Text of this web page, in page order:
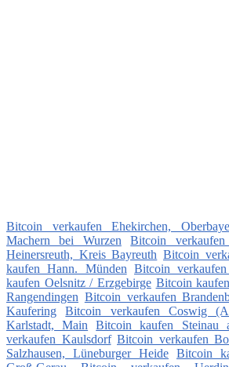
Bitcoin verkaufen Ehekirchen,
Machern bei Wurzen
Bitcoin
Heinersreuth, Kreis Bayreuth Bitcoin
kaufen Hann. Münden Bitcoin
kaufen Oelsnitz / Erzgebirge Bitcoin
Rangendingen Bitcoin verkaufen
Kaufering
Bitcoin verkaufen Coswig
Karlstadt, Main
Bitcoin kaufen Steinau
verkaufen Kaulsdorf Bitcoin verkaufen
Salzhausen, Lüneburger Heide Bitcoin